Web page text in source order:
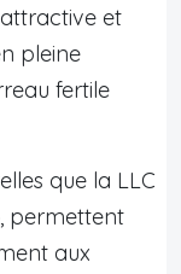
et
pleine
fertile
que la LLC
permettent
aux